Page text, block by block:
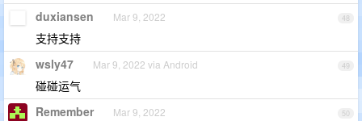
48
duxiansen Mar 9, 2022
支持支持
49
wsly47 Mar 9, 2022 via Android
碰碰运气
50
Remember Mar 9, 2022